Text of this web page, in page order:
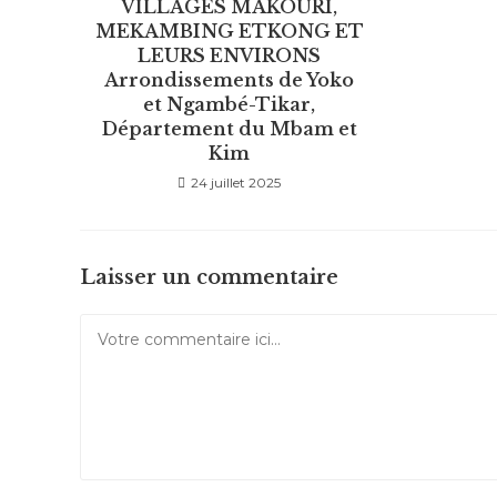
VILLAGES MAKOURI,
MEKAMBING ETKONG ET
LEURS ENVIRONS
Arrondissements de Yoko
et Ngambé-Tikar,
Département du Mbam et
Kim
24 juillet 2025
Laisser un commentaire